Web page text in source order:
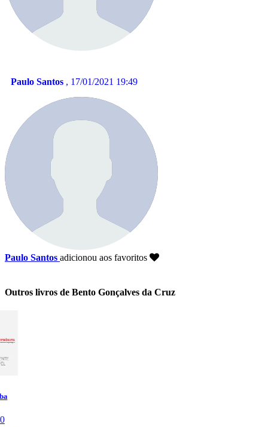
Paulo Santos , 17/01/2021 19:49
Paulo Santos adicionou aos favoritos
Outros livros de Bento Gonçalves da Cruz